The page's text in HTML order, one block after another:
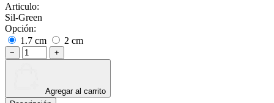
Articulo:
Sil-Green
Opción:
1.7 cm
2 cm
− +
Agregar al carrito